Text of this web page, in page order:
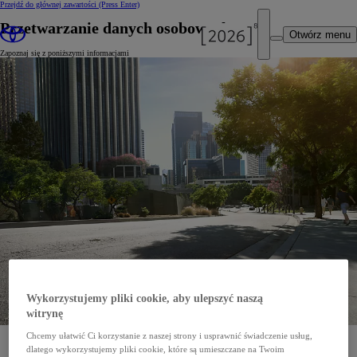
Przejdź do głównej zawartości (Press Enter)
Otwórz menu
Przetwarzanie danych osobowych
Zapoznaj się z poniższymi informacjami
Inspektorem Ochrony Danych w Toyota Central Europe sp. z o.o. wyznaczony został Piotr Burzyk.
Można się z nim skontaktować pod adresem e-mail:iod@toyota.pl .
Wykorzystujemy pliki cookie, aby ulepszyć naszą
witrynę
Chcemy ułatwić Ci korzystanie z naszej strony i usprawnić świadczenie usług,
dlatego wykorzystujemy pliki cookie, które są umieszczane na Twoim